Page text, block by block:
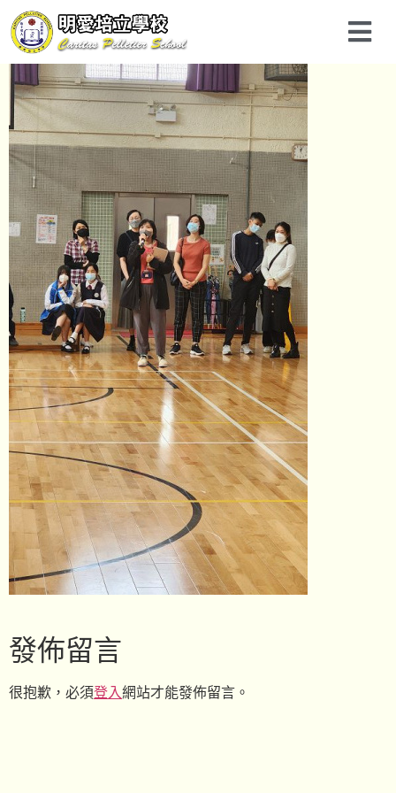
發佈留言
很抱歉，必須登入網站才能發佈留言。